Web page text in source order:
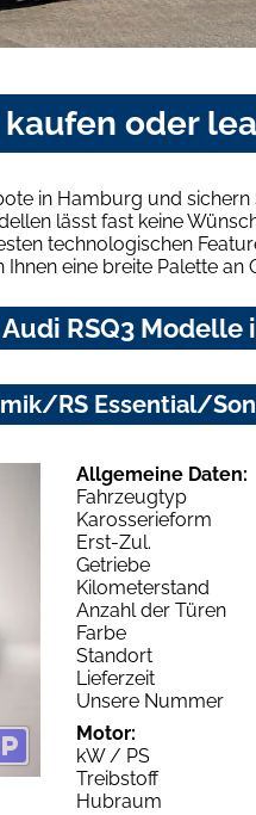
oder
in Hamburg und
lässt fast keine
technologischen
eine breite Palette an
RSQ3
RS Essential/Son
Allgemeine Daten:
Fahrzeugtyp
Karosserieform
Erst-Zul.
Getriebe
Kilometerstand
Anzahl der Türen
Farbe
Standort
Lieferzeit
Unsere Nummer
Motor:
kW / PS
Treibstoff
Hubraum